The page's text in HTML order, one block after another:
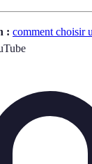
: comment choisir